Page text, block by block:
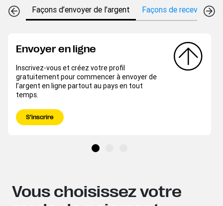
Façons d’envoyer de l’argent Façons de recevoir de
Envoyer en ligne
Inscrivez-vous et créez votre profil
gratuitement pour commencer à envoyer de
l’argent en ligne partout au pays en tout
temps.
S’inscrire
Vous choisissez votre